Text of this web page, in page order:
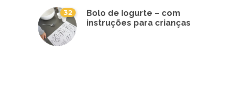
32
Bolo de Iogurte – com
instruções para crianças